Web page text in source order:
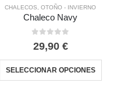
CHALECOS ,OTOÑO - INVIERNO
Chaleco Navy
29,90 €
SELECCIONAR OPCIONES